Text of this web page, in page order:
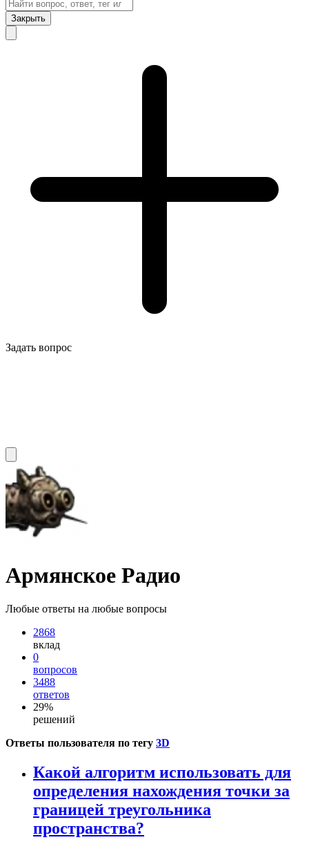
Закрыть
Задать вопрос
Армянское Радио
Любые ответы на любые вопросы
2868
вклад
0
вопросов
3488
ответов
29%
решений
Ответы пользователя по тегу 3D
Какой алгоритм использовать для
определения нахождения точки за
границей треугольника
пространства?